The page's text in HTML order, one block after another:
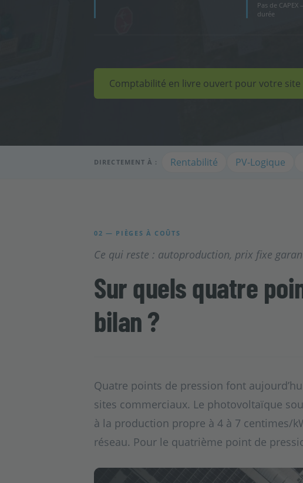
Pas de
durée
Comptabilité en livre ouvert pour votre
DIRECTEMENT À : Rentabilité PV-Logique
02 — PIÈGES À COÛTS
Ce qui reste : autoproduction, prix fixe
Sur quels quatre
bilan ?
Quatre points de pression font
sites commerciaux. Le photovoltaïque
à la production propre à 4 à 7 centimes/
réseau. Pour le quatrième point de